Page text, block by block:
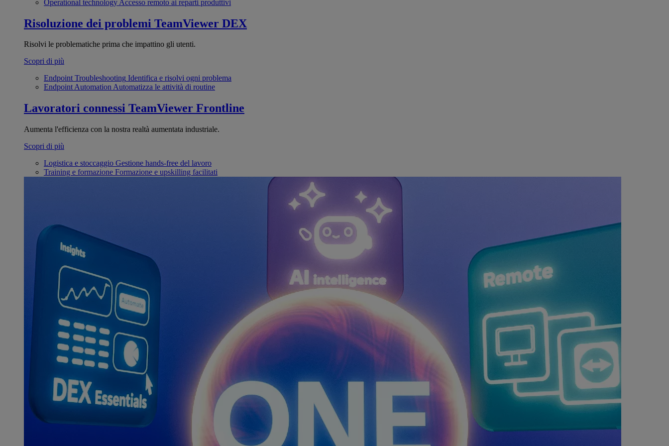
Operational technology Accesso remoto ai reparti produttivi
Risoluzione dei problemi TeamViewer DEX
Risolvi le problematiche prima che impattino gli utenti.
Scopri di più
Endpoint Troubleshooting Identifica e risolvi ogni problema
Endpoint AutomationAutomatizza le attività di routine
Lavoratori connessi TeamViewer Frontline
Aumenta l'efficienza con la nostra realtà aumentata industriale.
Scopri di più
Logistica e stoccaggio Gestione hands-free del lavoro
Training e formazione Formazione e upskilling facilitati